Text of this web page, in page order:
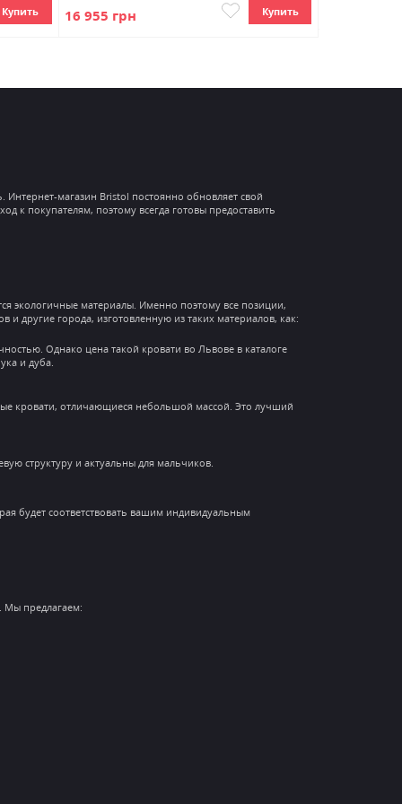
Купить 16 955 грн Купить
магазин Bristol постоянно обновляет свой
к покупателям, поэтому всегда готовы предоставить
экологичные материалы. Именно поэтому все позиции,
и другие города, изготовленную из таких материалов, как:
Однако цена такой кровати во Львове в каталоге
и дуба.
кровати, отличающиеся небольшой массой. Это лучший
структуру и актуальны для мальчиков.
будет соответствовать вашим индивидуальным
Мы предлагаем: